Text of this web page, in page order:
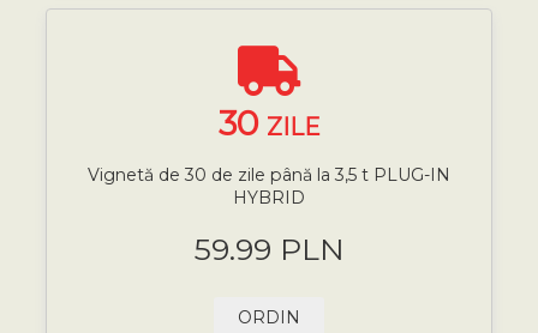
30 ZILE
Vignetă de 30 de zile până la 3,5 t PLUG-IN
HYBRID
59.99 PLN
ORDIN